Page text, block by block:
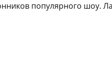
популярного шоу.